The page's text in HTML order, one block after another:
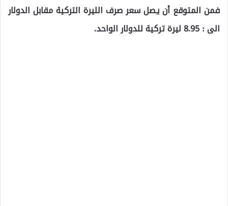
فمن المتوقع أن يصل سعر صرف الليرة التركية مقابل الدولار
الى : 8.95 ليرة تركية للدولار الواحد.